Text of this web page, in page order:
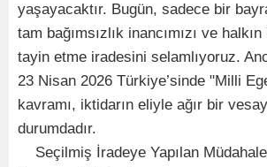
yaşayacaktır. Bugün, sadece bir
tam bağımsızlık inancımızı ve
tayin etme iradesini selamlıyoruz.
23 Nisan 2026 Türkiye’sinde "Milli
kavramı, iktidarın eliyle ağır bir
durumdadır.
Seçilmiş İradeye Yapılan